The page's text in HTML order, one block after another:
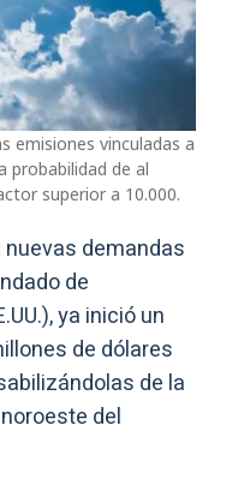
emisiones vinculadas a
probabilidad de al
superior a 10.000.
demandas
de
ya inició un
de dólares
de la
del